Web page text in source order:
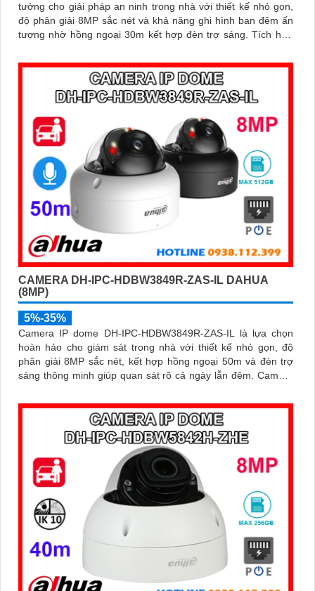
tưởng cho giải pháp an ninh trong nhà với thiết kế nhỏ gọn,
độ phân giải 8MP sắc nét và khả năng ghi hình ban đêm ấn
tượng nhờ hồng ngoại 30m kết hợp đèn trợ sáng. Tích hợp
thông minh giúp phân biệt chính xác người và phương tiện hỗ
trợ POE, giảm thiểu báo động giả hiệu quả
CAMERA DH-IPC-HDBW3849R-ZAS-IL DAHUA
(8MP)
5%-35%
Camera IP dome DH-IPC-HDBW3849R-ZAS-IL là lựa chọn
hoàn hảo cho giám sát trong nhà với thiết kế nhỏ gọn, độ
phân giải 8MP sắc nét, kết hợp hồng ngoại 50m và đèn trợ
sáng thông minh giúp quan sát rõ cả ngày lẫn đêm. Camera
công nghệ phân biệt người và phương tiện, nâng cao độ
chính xác trong cảnh báo, hỗ trợ POE tiện lợi